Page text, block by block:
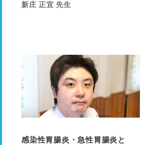
新庄 正宜 先生
感染性胃腸炎・急性胃腸炎と